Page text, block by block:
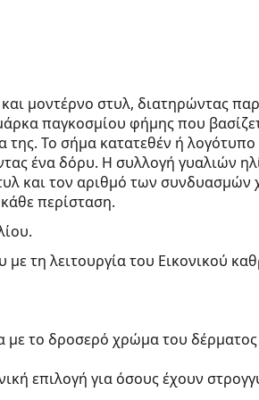
μοντέρνο στυλ, διατηρώντας
παγκοσμίου φήμης που
της. Το σήμα κατατεθέν ή
ένα δόρυ. Η συλλογή γυαλιών
και τον αριθμό των
περίσταση.
τη λειτουργία του Εικονικού
με το δροσερό χρώμα του δέρματος
επιλογή για όσους έχουν